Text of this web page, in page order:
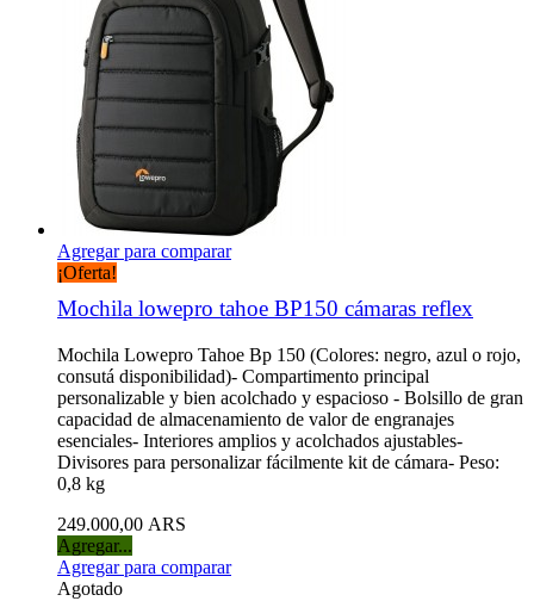
Agregar para comparar
¡Oferta!
Mochila lowepro tahoe BP150 cámaras reflex
Mochila Lowepro Tahoe Bp 150 (Colores: negro, azul o rojo,
consutá disponibilidad)- Compartimento principal
personalizable y bien acolchado y espacioso - Bolsillo de gran
capacidad de almacenamiento de valor de engranajes
esenciales- Interiores amplios y acolchados ajustables-
Divisores para personalizar fácilmente kit de cámara- Peso:
0,8 kg
249.000,00 ARS
Agregar...
Agregar para comparar
Agotado